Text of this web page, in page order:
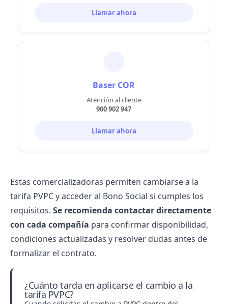
Llamar ahora
Baser COR
Atención al cliente
900 902 947
Llamar ahora
Estas comercializadoras permiten cambiarse a la
tarifa PVPCy acceder al Bono Social si cumples los
requisitos. Se recomienda contactar directamente
con cada compañía para confirmar disponibilidad,
condiciones actualizadas y resolver dudas antes de
formalizar el contrato.
¿Cuánto tarda en aplicarse el cambio a la
tarifa PVPC?